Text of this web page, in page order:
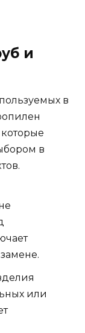
и
в
в
или